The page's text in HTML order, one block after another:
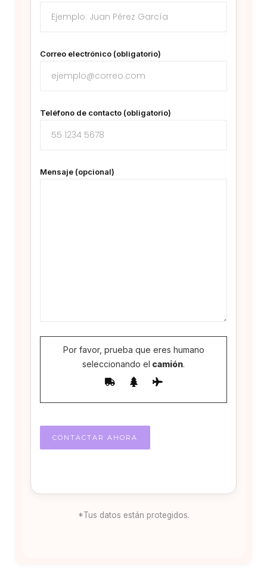
Correo electrónico (obligatorio)
Teléfono de contacto (obligatorio)
Mensaje (opcional)
Por favor, prueba que eres humano
seleccionando el camión.
*Tus datos están protegidos.